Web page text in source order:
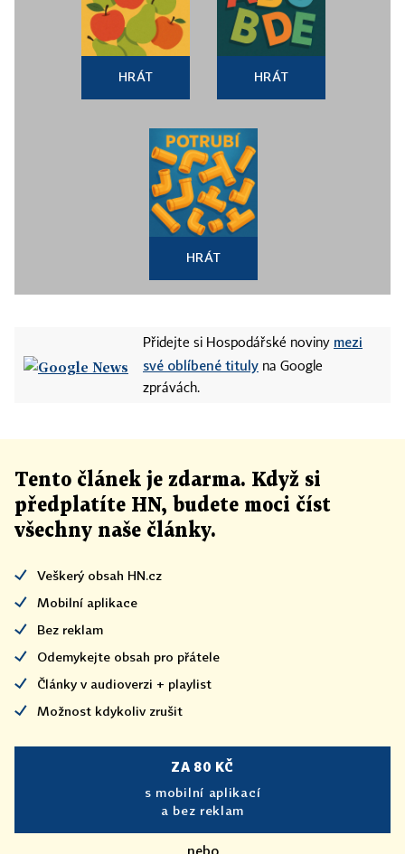
HRÁT HRÁT
HRÁT
Přidejte si Hospodářské noviny mezi
své oblíbené tituly na Google
zprávách.
Tento článek je zdarma. Když si
předplatíte HN, budete moci číst
všechny naše články.
Veškerý obsah HN.cz
Mobilní aplikace
Bez reklam
Odemykejte obsah pro přátele
Články v audioverzi + playlist
Možnost kdykoliv zrušit
ZA 80 KČ
s mobilní aplikací
a bez reklam
nebo